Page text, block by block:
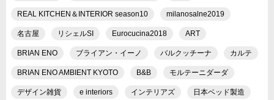
REAL KITCHEN＆INTERIOR season10 milanosalne2019
名古屋 リシェルSI Eurocucina2018 ART
BRIAN ENO ブライアン・イーノ バルクッチーナ カルテ
BRIAN ENO AMBIENT KYOTO B&B モルテーニダーダ
デザイン雑貨 e interiors インテリアズ 日本ベッド製造